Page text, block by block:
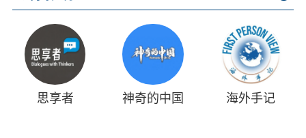
思享者 神奇的中国 海外手记